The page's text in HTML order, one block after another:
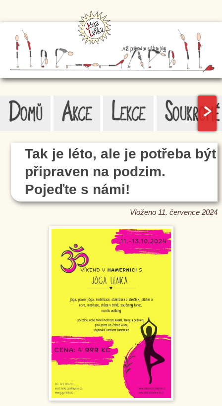
...váš průvodce světem jógy
Domů Akce Lekce >
Tak je léto, ale je potřeba být
připraven na podzim.
Pojeďte s námi!
Vloženo 11. července 2024